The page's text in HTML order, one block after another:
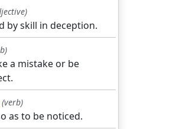
by skill in deception.
a mistake or be
(verb)
as to be noticed.